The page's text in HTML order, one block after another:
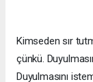
Kimseden sır
çünkü.
Duyulmasını